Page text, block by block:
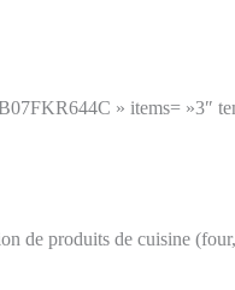
» items= »3″
de produits de cuisine